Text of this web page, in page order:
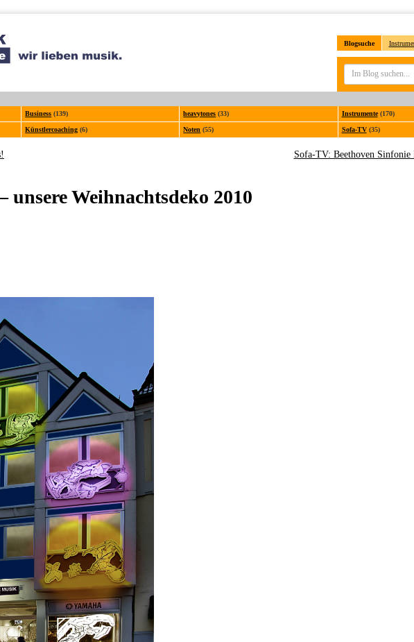
Blogsuche
Business (139) heavytones (33) Instrumente(170)
Künstlercoaching (6) Noten (55) Sofa-TV(35)
Sofa-TV: Beethoven Sinfonie
unsere Weihnachtsdeko 2010